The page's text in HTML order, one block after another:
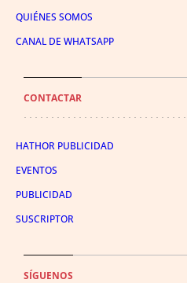
QUIÉNES SOMOS
CANAL DE WHATSAPP
CONTACTAR
HATHOR PUBLICIDAD
EVENTOS
PUBLICIDAD
SUSCRIPTOR
SÍGUENOS